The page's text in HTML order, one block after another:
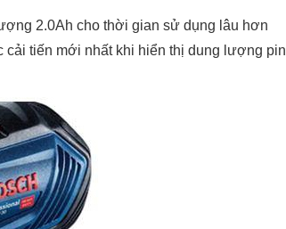
2.0Ah cho thời gian sử dụng lâu hơn
cải tiến mới nhất khi hiển thị dung lượng pin